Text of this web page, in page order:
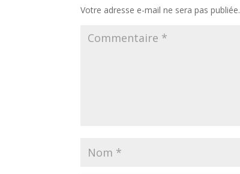
Votre adresse e-mail ne sera pas publiée.